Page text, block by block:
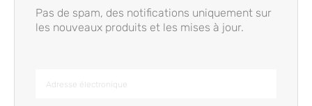
Pas de spam, des notifications uniquement sur
les nouveaux produits et les mises à jour.